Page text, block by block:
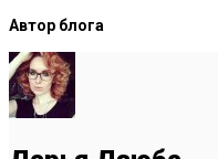
Автор блога